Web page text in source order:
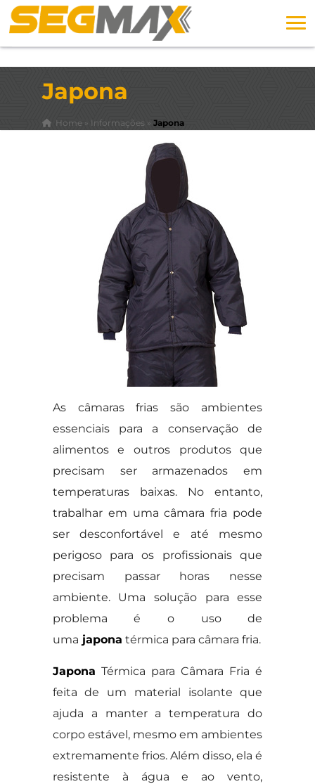
Japona
Home» Informações » Japona
As câmaras frias são ambientes
essenciais para a conservação de
alimentos e outros produtos que
precisam ser armazenados em
temperaturas baixas. No entanto,
trabalhar em uma câmara fria pode
ser desconfortável e até mesmo
perigoso para os profissionais que
precisam passar horas nesse
ambiente. Uma solução para esse
problema é o uso de
uma japona térmica para câmara fria.
Japona Térmica para Câmara Fria é
feita de um material isolante que
ajuda a manter a temperatura do
corpo estável, mesmo em ambientes
extremamente frios. Além disso, ela é
resistente à água e ao vento,